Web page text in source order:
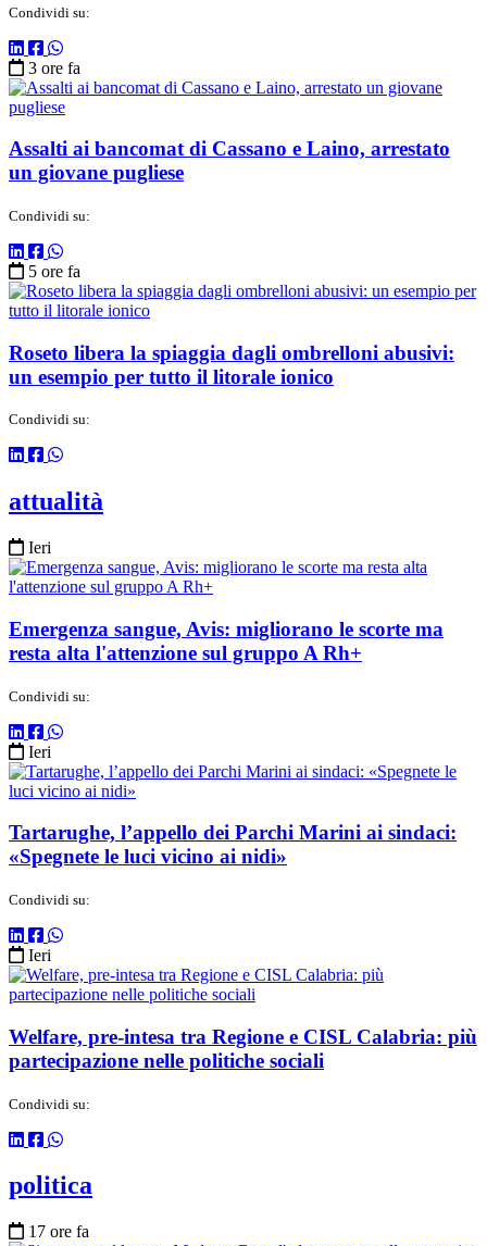
Condividi su:
3 ore fa
Assalti ai bancomat di Cassano e Laino, arrestato
un giovane pugliese
Condividi su:
5 ore fa
Roseto libera la spiaggia dagli ombrelloni abusivi:
un esempio per tutto il litorale ionico
Condividi su:
attualità
Ieri
Emergenza sangue, Avis: migliorano le scorte ma
resta alta l'attenzione sul gruppo A Rh+
Condividi su:
Ieri
Tartarughe, l’appello dei Parchi Marini ai sindaci:
«Spegnete le luci vicino ai nidi»
Condividi su:
Ieri
Welfare, pre-intesa tra Regione e CISL Calabria: più
partecipazione nelle politiche sociali
Condividi su:
politica
17 ore fa